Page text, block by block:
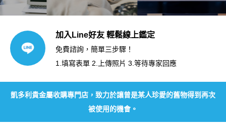
加入Line好友 輕鬆線上鑑定
免費諮詢，簡單三步驟！
1.填寫表單 2.上傳照片 3.等待專家回應
凱多利貴金屬收購專門店，致力於讓曾是某人珍愛的舊物得到再次
被使用的機會。